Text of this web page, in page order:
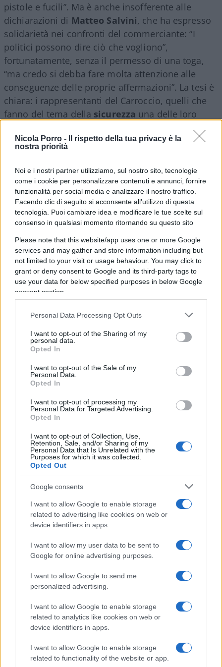
Nicola Porro -
Il rispetto della tua privacy è la
nostra priorità
Noi e i nostri partner utilizziamo, sul nostro sito, tecnologie
come i cookie per personalizzare contenuti e annunci, fornire
funzionalità per social media e analizzare il nostro traffico.
Facendo clic di seguito si acconsente all'utilizzo di questa
tecnologia. Puoi cambiare idea e modificare le tue scelte sul
consenso in qualsiasi momento ritornando su questo sito
Please note that this website/app uses one or more Google
services and may gather and store information including but
not limited to your visit or usage behaviour. You may click to
grant or deny consent to Google and its third-party tags to
use your data for below specified purposes in below Google
consent section.
Personal Data Processing Opt Outs
I want to opt-out of the Sharing of my
personal data.
Opted In
I want to opt-out of the Sale of my
Personal Data.
Opted In
I want to opt-out of processing my
Personal Data for Targeted Advertising.
Opted In
I want to opt-out of Collection, Use,
Retention, Sale, and/or Sharing of my
Personal Data that Is Unrelated with the
Purposes for which it was collected.
Opted Out
Google consents
I want to allow Google to enable storage
related to advertising like cookies on web or
device identifiers in apps.
I want to allow my user data to be sent to
Google for online advertising purposes.
I want to allow Google to send me
personalized advertising.
I want to allow Google to enable storage
related to analytics like cookies on web or
device identifiers in apps.
I want to allow Google to enable storage
related to functionality of the website or app.
pistole e fucili”. Ma è anche insofferente alle
dichiarazioni di Matteo Salvini, che ha espresso
solidarietà nei confronti del commerciante: “I
politici possono dire ciò che vogliono”,
fortunatamente, senza il permesso di una toga,
“ma credo si debba fare molta attenzione alle
conseguenze delle proprie affermazioni”. La tesi è
chiara: i rappresentanti del Carroccio, quelli che
fanno del tema della sicurezza una delle loro
bandiere, sarebbero colpevoli di aver indotto
falsamente la gente a credere che in Italia è lecito
giustiziare i criminali. Di qui, l’esemplarità della
condanna: colpire uno per educarne cento, indotti
in confusione da Salvini & compagnia.
A essere sinceri, per strada non si vedono cittadini
incensurati con l’arma in fondina. Non si vedono –
per rispondere all’indignato Gianrico Carofiglio,
altro ex magistrato – dei Charles Bronson che
aspettano solo di incappare nel delinquente da
punire. Non c’è, in parole povere, un’emergenza
giustizieri.
Mazzeo critica, comunque, le varie riforme della
normativa, approvate “sull’onda dell’emotività, di
sbagliato”. Però nella piena disponibilità dei
rappresentanti eletti, i quali, in Parlamento, sono
tenuti a portare avanti il programma in base al
quale sono stati votati. Incluso il tentativo di
disciplina dellalegittima difesa. Proprio per
evitare che gente come il gioielliere piemontese –
un uomo che ha sbagliato e, inevitabilmente, è
stato condannato – si ritrovasse a dover pure
sommato, “mite” – è così che ha definito i 17 anni
di galera il procuratore capo. E i
fossero caduti in cantiere o in fabbrica?
Recenti sondaggi confermano che gli italiani
nutrono una profonda sfiducia nei confronti della
magistratura. Dubitano della sua imparzialità.
Nutrono perplessità sulla sua correttezza e sulla
sua scrupolosità. A leggere certe interviste,
capiamo perché.